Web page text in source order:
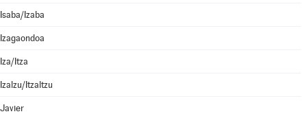
Isaba/Izaba
Izagaondoa
Iza/Itza
Izalzu/Itzaltzu
Javier